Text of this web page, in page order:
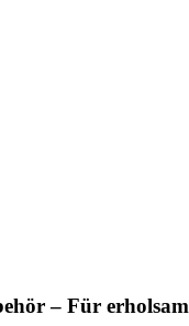
– Für